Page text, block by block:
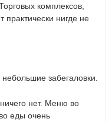
комплексов,
нигде не
забегаловки.
нет. Меню во
еды очень